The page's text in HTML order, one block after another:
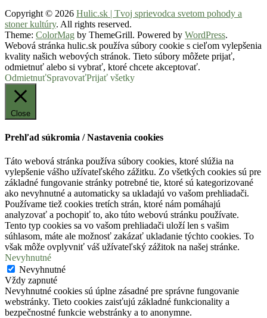
Copyright © 2026 Hulic.sk | Tvoj sprievodca svetom pohody a
stoner kultúry. All rights reserved.
Theme: ColorMag by ThemeGrill. Powered by WordPress.
Webová stránka hulic.sk používa súbory cookie s cieľom vylepšenia
kvality našich webových stránok. Tieto súbory môžete prijať,
odmietnuť alebo si vybrať, ktoré chcete akceptovať.
OdmietnuťSpravovaťPrijať všetky
Close
Prehľad súkromia / Nastavenia cookies
Táto webová stránka používa súbory cookies, ktoré slúžia na
vylepšenie vášho užívateľského zážitku. Zo všetkých cookies sú pre
základné fungovanie stránky potrebné tie, ktoré sú kategorizované
ako nevyhnutné a automaticky sa ukladajú vo vašom prehliadači.
Používame tiež cookies tretích strán, ktoré nám pomáhajú
analyzovať a pochopiť to, ako túto webovú stránku používate.
Tento typ cookies sa vo vašom prehliadači uloží len s vašim
súhlasom, máte ale možnosť zakázať ukladanie týchto cookies. To
však môže ovplyvniť váš užívateľský zážitok na našej stránke.
Nevyhnutné
Nevyhnutné
Vždy zapnuté
Nevyhnutné cookies sú úplne zásadné pre správne fungovanie
webstránky. Tieto cookies zaisťujú základné funkcionality a
bezpečnostné funkcie webstránky a to anonymne.